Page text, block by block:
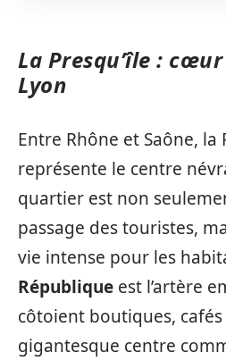
La Presqu’île :
Lyon
Entre Rhône et Saône, la
représente le centre
quartier est non
passage des touristes,
vie intense pour les
République est l’artère
côtoient boutiques,
gigantesque centre